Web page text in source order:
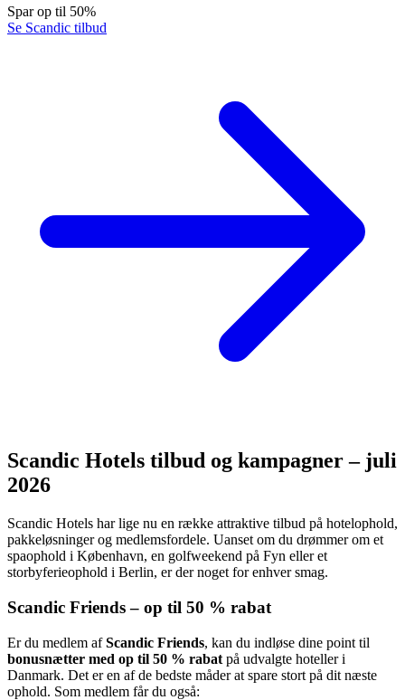
Spar op til 50%
Se Scandic tilbud
Scandic Hotels tilbud og kampagner – juli
2026
Scandic Hotels har lige nu en række attraktive tilbud på hotelophold,
pakkeløsninger og medlemsfordele. Uanset om du drømmer om et
spaophold i København, en golfweekend på Fyn eller et
storbyferieophold i Berlin, er der noget for enhver smag.
Scandic Friends – op til 50 % rabat
Er du medlem afScandic Friends, kan du indløse dine point til
bonusnætter med op til 50 % rabat på udvalgte hoteller i
Danmark. Det er en af de bedste måder at spare stort på dit næste
ophold. Som medlem får du også: